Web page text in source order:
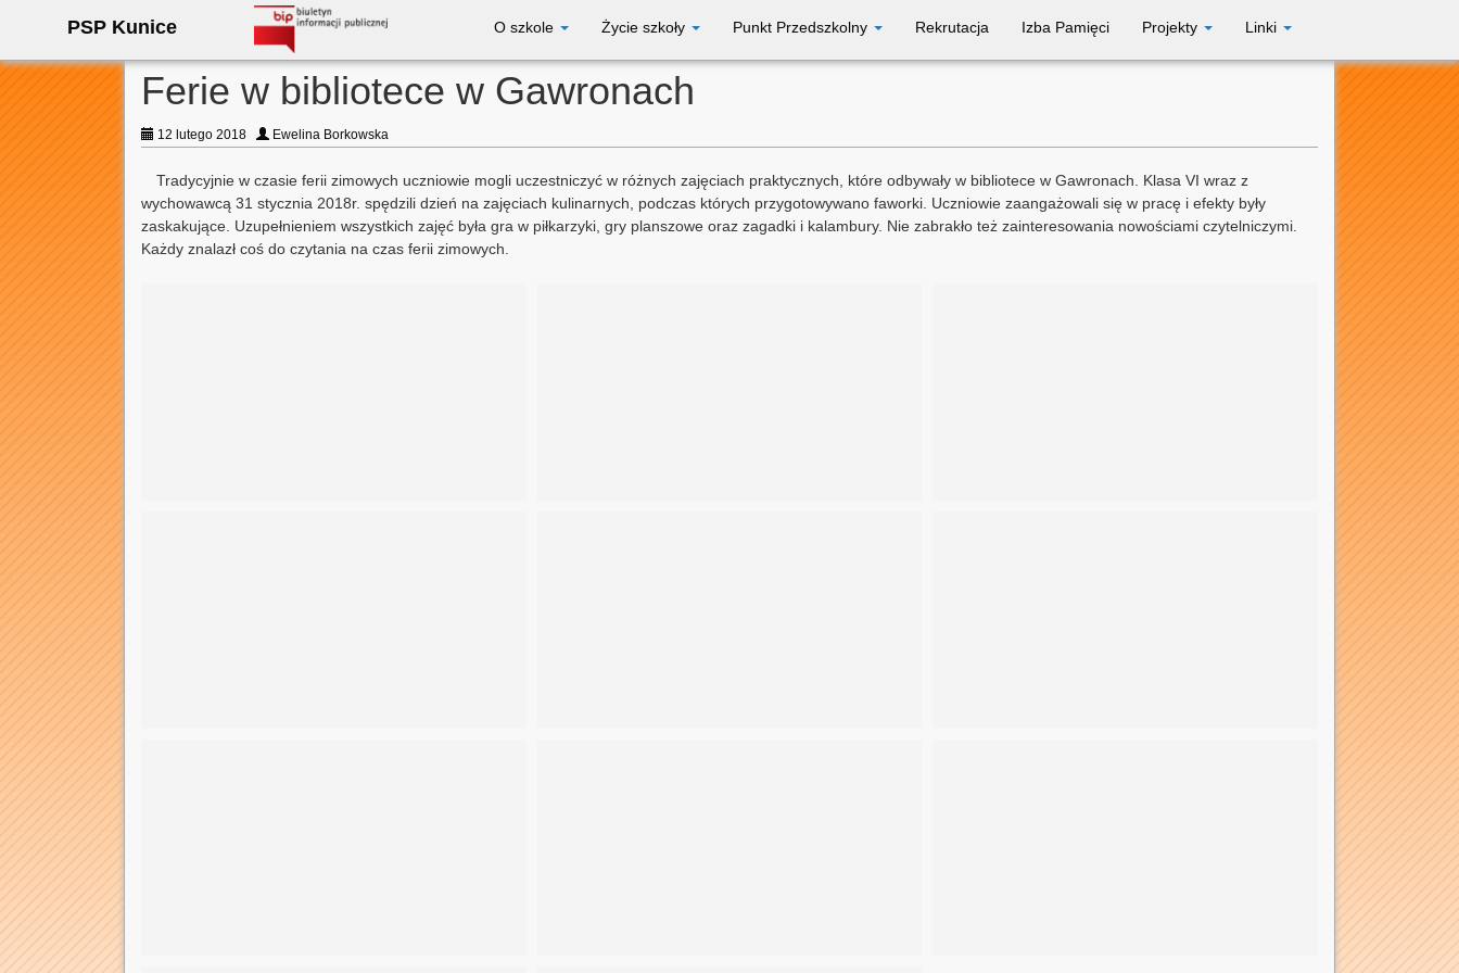
PSP Kunice O szkole Życie szkoły Punkt Przedszkolny Rekrutacja Izba Pamięci Projekty Linki
Ferie w bibliotece w Gawronach
12 lutego 2018 Ewelina Borkowska
Tradycyjnie w czasie ferii zimowych uczniowie mogli uczestniczyć w różnych zajęciach praktycznych, które odbywały w bibliotece w Gawronach. Klasa VI wraz z
wychowawcą 31 stycznia 2018r. spędzili dzień na zajęciach kulinarnych, podczas których przygotowywano faworki. Uczniowie zaangażowali się w pracę i efekty były
zaskakujące. Uzupełnieniem wszystkich zajęć była gra w piłkarzyki, gry planszowe oraz zagadki i kalambury. Nie zabrakło też zainteresowania nowościami czytelniczymi.
Każdy znalazł coś do czytania na czas ferii zimowych.